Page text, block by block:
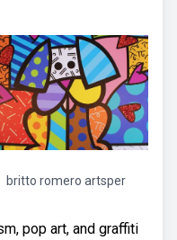
britto romero artsper
pop art, and graffiti